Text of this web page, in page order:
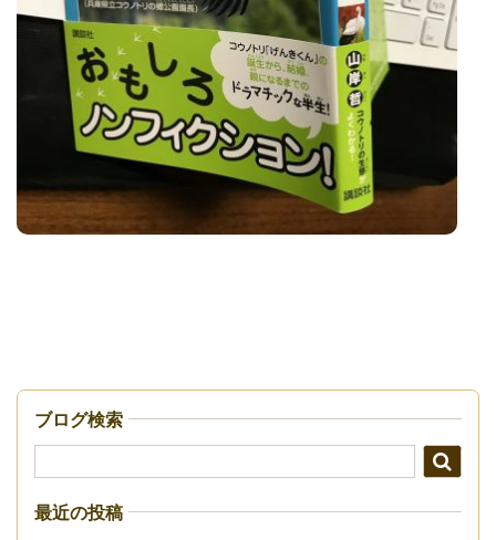
ブログ検索
最近の投稿